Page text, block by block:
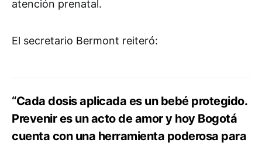
atención prenatal.
El secretario Bermont reiteró:
“Cada dosis aplicada es un bebé protegido.
Prevenir es un acto de amor y hoy Bogotá
cuenta con una herramienta poderosa para